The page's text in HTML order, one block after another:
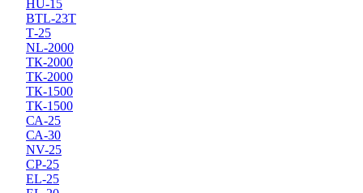
HU-15
BTL-23T
Т-25
NL-2000
ТК-2000
ТК-2000
ТК-1500
ТК-1500
СА-25
СА-30
NV-25
CP-25
EL-25